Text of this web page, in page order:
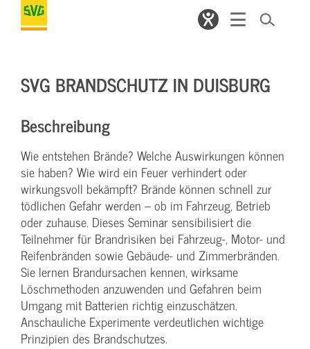
SVG BRANDSCHUTZ IN DUISBURG
Beschreibung
Wie entstehen Brände? Welche Auswirkungen können
sie haben? Wie wird ein Feuer verhindert oder
wirkungsvoll bekämpft? Brände können schnell zur
tödlichen Gefahr werden – ob im Fahrzeug, Betrieb
oder zuhause. Dieses Seminar sensibilisiert die
Teilnehmer für Brandrisiken bei Fahrzeug-, Motor- und
Reifenbränden sowie Gebäude- und Zimmerbränden.
Sie lernen Brandursachen kennen, wirksame
Löschmethoden anzuwenden und Gefahren beim
Umgang mit Batterien richtig einzuschätzen.
Anschauliche Experimente verdeutlichen wichtige
Prinzipien des Brandschutzes.